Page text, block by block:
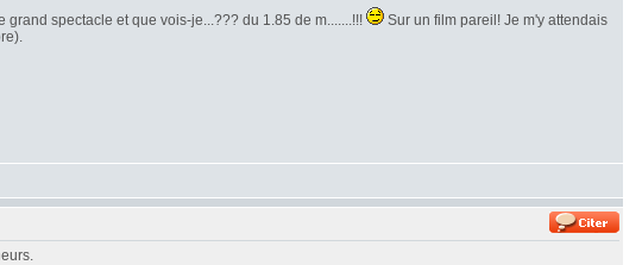
spectacle et que vois-je...??? du 1.85 de m.......!!!
Sur un film pareil! Je m'y attendais